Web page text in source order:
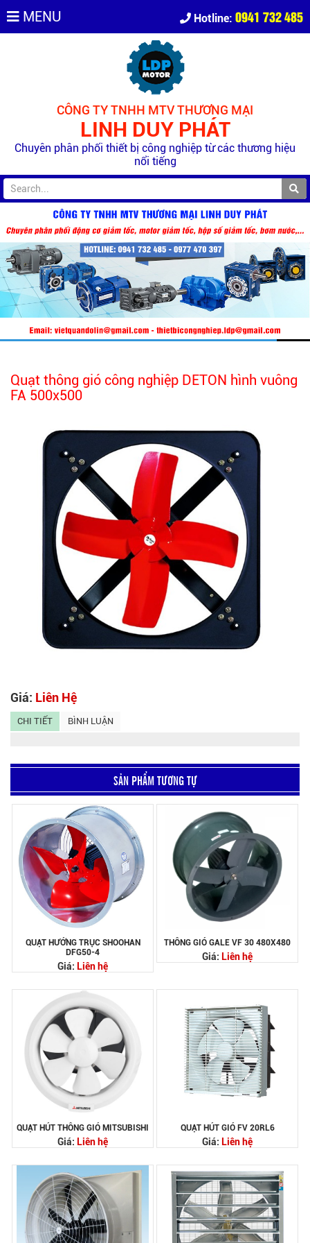
MENU Hotline: 0941 732 485
CÔNG TY TNHH MTV THƯƠNG MẠI
LINH DUY PHÁT
Chuyên phân phối thiết bị công nghiệp từ các thương hiệu
nổi tiếng
Quạt thông gió công nghiệp DETON hình vuông
FA 500x500
Giá: Liên Hệ
CHI TIẾT BÌNH LUẬN
SẢN PHẨM TƯƠNG TỰ
QUẠT HƯỚNG TRỤC SHOOHAN
DFG50-4
Giá: Liên hệ
THÔNG GIÓ GALE VF 30 480X480
Giá: Liên hệ
QUẠT HÚT THÔNG GIÓ MITSUBISHI
Giá: Liên hệ
QUẠT HÚT GIÓ FV 20RL6
Giá: Liên hệ